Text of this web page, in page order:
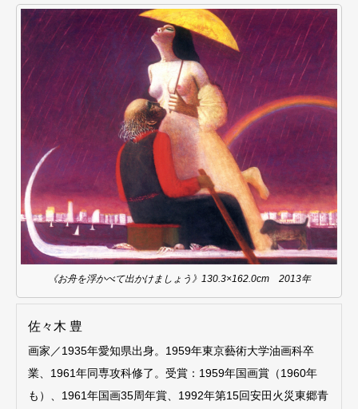
《お舟を浮かべて出かけましょう》130.3×162.0cm 2013年
佐々木 豊
画家／1935年愛知県出身。1959年東京藝術大学油画科卒
業、1961年同専攻科修了。受賞：1959年国画賞（1960年
も）、1961年国画35周年賞、1992年第15回安田火災東郷青